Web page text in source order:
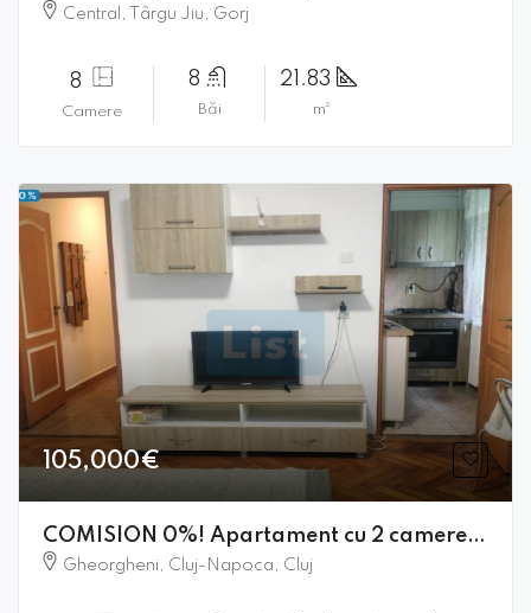
Central, Târgu Jiu, Gorj
8
Camere
8
Băi
21.83
m²
105,000€
COMISION 0%! Apartament cu 2 camere de vanzare in Gheorgheni
Gheorgheni, Cluj-Napoca, Cluj